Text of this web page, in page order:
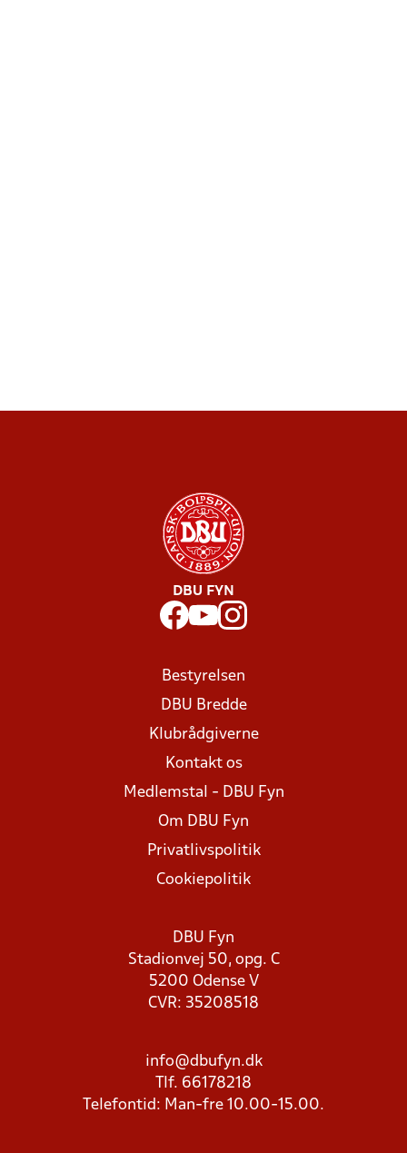
DBU FYN
Bestyrelsen
DBU Bredde
Klubrådgiverne
Kontakt os
Medlemstal - DBU Fyn
Om DBU Fyn
Privatlivspolitik
Cookiepolitik
DBU Fyn
Stadionvej 50, opg. C
5200 Odense V
CVR: 35208518
info@dbufyn.dk
Tlf. 66178218
Telefontid: Man-fre 10.00-15.00.